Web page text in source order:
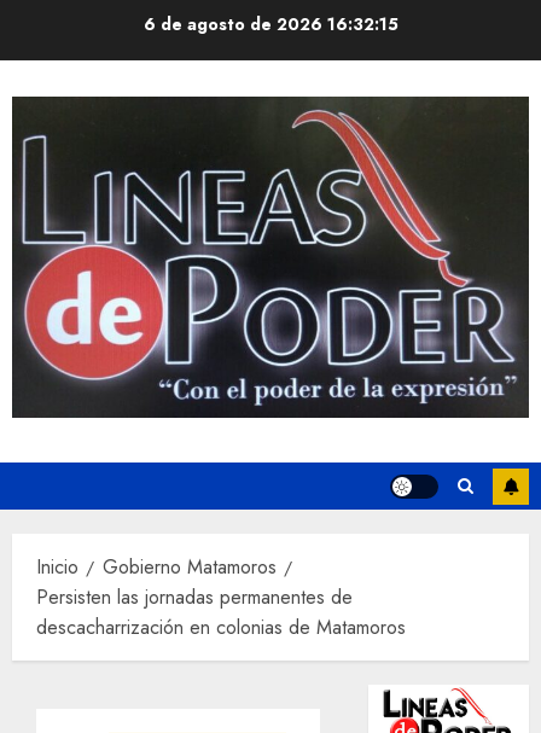
6 de agosto de 2026 16:32:15
Inicio
Gobierno Matamoros
Persisten las jornadas permanentes de
descacharrización en colonias de Matamoros